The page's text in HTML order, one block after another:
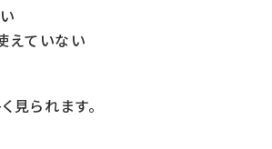
えていない
見られます。